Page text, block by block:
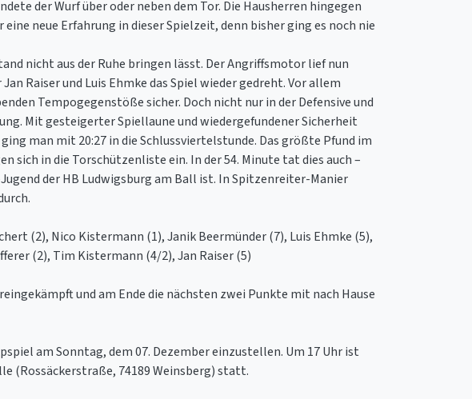
der Wurf über oder neben dem Tor. Die Hausherren hingegen
neue Erfahrung in dieser Spielzeit, denn bisher ging es noch nie
nicht aus der Ruhe bringen lässt. Der Angriffsmotor lief nun
Raiser und Luis Ehmke das Spiel wieder gedreht. Vor allem
Tempogegenstöße sicher. Doch nicht nur in der Defensive und
Mit gesteigerter Spiellaune und wiedergefundener Sicherheit
man mit 20:27 in die Schlussviertelstunde. Das größte Pfund im
sich in die Torschützenliste ein. In der 54. Minute tat dies auch –
der HB Ludwigsburg am Ball ist. In Spitzenreiter-Manier
(2), Nico Kistermann (1), Janik Beermünder (7), Luis Ehmke (5),
(2), Tim Kistermann (4/2), Jan Raiser (5)
und am Ende die nächsten zwei Punkte mit nach Hause
am Sonntag, dem 07. Dezember einzustellen. Um 17 Uhr ist
(Rossäckerstraße, 74189 Weinsberg) statt.